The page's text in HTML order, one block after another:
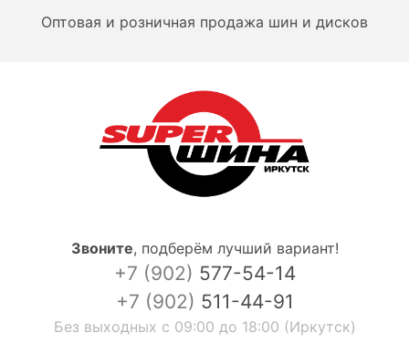
Оптовая и розничная продажа шин и дисков
Звоните, подберём лучший вариант!
+7 (902) 577-54-14
+7 (902) 511-44-91
Без выходных с 09:00 до 18:00 (Иркутск)